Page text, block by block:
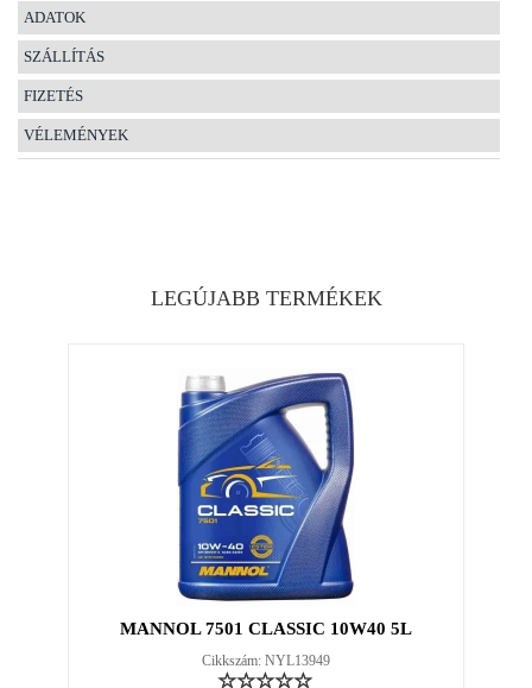
ADATOK
SZÁLLÍTÁS
FIZETÉS
VÉLEMÉNYEK
LEGÚJABB TERMÉKEK
MANNOL 7501 CLASSIC 10W40 5L
Cikkszám: NYL13949